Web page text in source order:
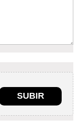
SUBIR